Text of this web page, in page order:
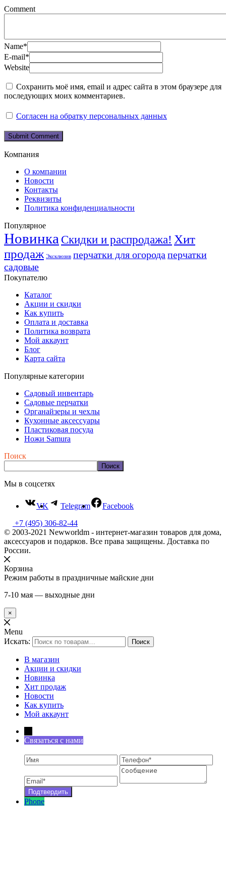
Comment
Name*
E-mail*
Website
Сохранить моё имя, email и адрес сайта в этом браузере для
последующих моих комментариев.
Согласен на обратку персональных данных
Компания
О компании
Новости
Контакты
Реквизиты
Политика конфиденциальности
Популярное
Новинка Скидки и распродажа! Хит
продаж Эксклюзив перчатки для огорода перчатки
садовые
Покупателю
Каталог
Акции и скидки
Как купить
Оплата и доставка
Политика возврата
Мой аккаунт
Блог
Карта сайта
Популярные категории
Садовый инвентарь
Садовые перчатки
Органайзеры и чехлы
Кухонные аксессуары
Пластиковая посуда
Ножи Samura
Поиск
Поиск
Мы в соцсетях
VK Telegram
Facebook
+7 (495) 306-82-44
© 2003-2021 Newworldm - интернет-магазин товаров для дома,
аксессуаров и подарков. Все права защищены. Доставка по
России.
Корзина
Режим работы в праздничные майские дни
7-10 мая — выходные дни
×
Menu
Искать:
Поиск
В магазин
Акции и скидки
Новинка
Хит продаж
Новости
Как купить
Мой аккаунт
Связаться с нами
Phone